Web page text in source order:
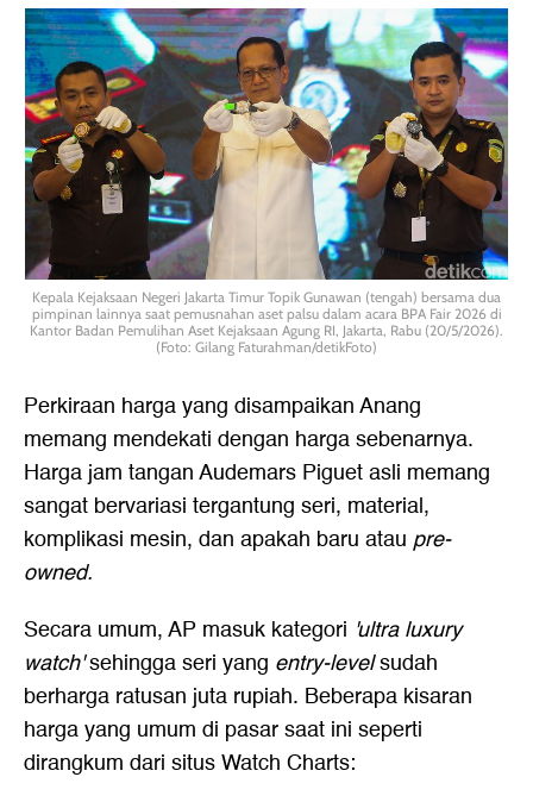
Kepala Kejaksaan Negeri Jakarta Timur Topik Gunawan (tengah) bersama dua
pimpinan lainnya saat pemusnahan aset palsu dalam acara BPA Fair 2026 di
Kantor Badan Pemulihan Aset Kejaksaan Agung RI, Jakarta, Rabu (20/5/2026).
(Foto: Gilang Faturahman/detikFoto)
Perkiraan harga yang disampaikan Anang
memang mendekati dengan harga sebenarnya.
Harga jam tangan Audemars Piguet asli memang
sangat bervariasi tergantung seri, material,
komplikasi mesin, dan apakah baru atau pre-
owned.
Secara umum, AP masuk kategori 'ultra luxury
watch'sehingga seri yang entry-levelsudah
berharga ratusan juta rupiah. Beberapa kisaran
harga yang umum di pasar saat ini seperti
dirangkum dari situs Watch Charts: